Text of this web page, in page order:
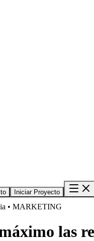
Iniciar Proyecto
• MARKETING
las